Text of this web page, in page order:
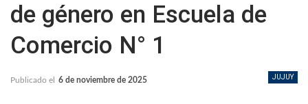
de género en Escuela de
Comercio N° 1
JUJUY
Publicado el 6 de noviembre de 2025